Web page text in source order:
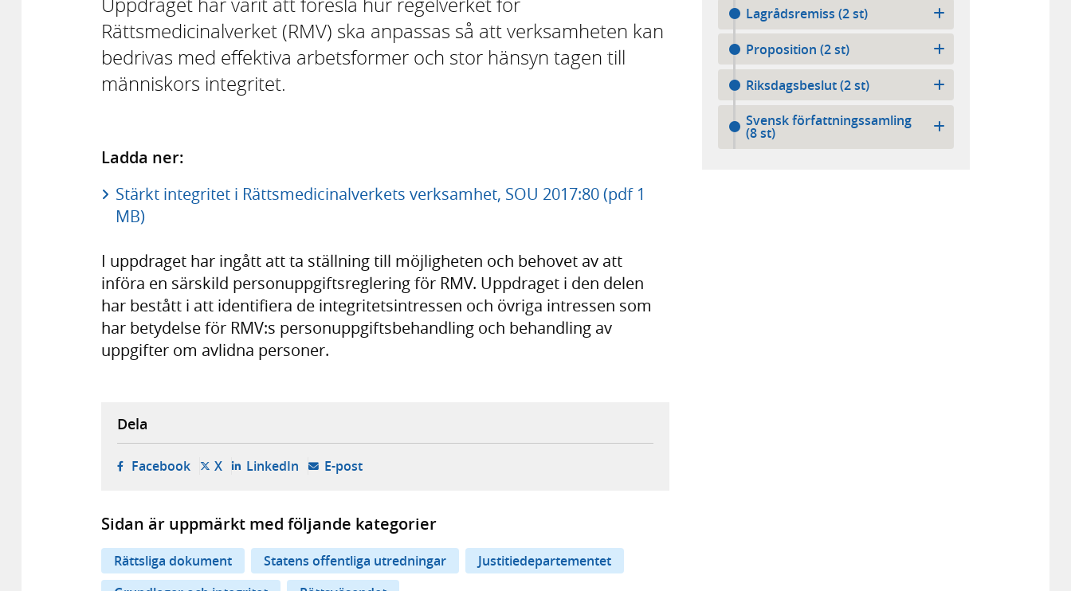
Rättsmedicinalverket (RMV) ska anpassas så att verksamheten kan
bedrivas med effektiva arbetsformer och stor hänsyn tagen till
människors integritet.
Ladda ner:
Stärkt integritet i Rättsmedicinalverkets verksamhet, SOU 2017:80 (pdf 1
MB)
I uppdraget har ingått att ta ställning till möjligheten och behovet av att
införa en särskild personuppgiftsreglering för RMV. Uppdraget i den delen
har bestått i att identifiera de integritetsintressen och övriga intressen som
har betydelse för RMV:s personuppgiftsbehandling och behandling av
uppgifter om avlidna personer.
Lagrådsremiss (2 st)
Proposition (2 st)
Riksdagsbeslut (2 st)
Svensk författningssamling
(8 st)
Dela
Facebook- öppnas i ny flik, extern webbplats,
X- öppnas i ny flik, extern webbplats,
LinkedIn- öppnas i ny flik, extern webbplats,
E-post- öppnar din e-postklient,
Sidan är uppmärkt med följande kategorier
Rättsliga dokument Statens offentliga utredningar
Justitiedepartementet